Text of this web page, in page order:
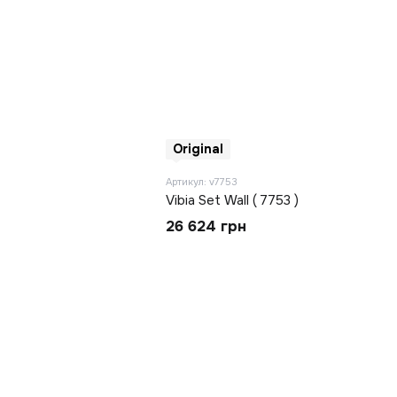
Original
Артикул: v7753
Vibia Set Wall ( 7753 )
26 624 грн